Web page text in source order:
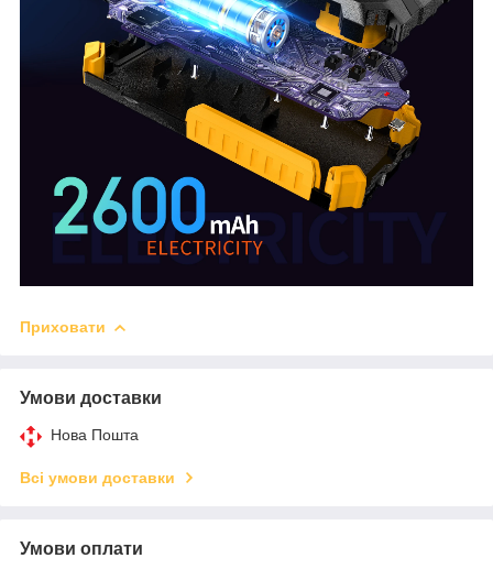
Приховати
Умови доставки
Нова Пошта
Всі умови доставки
Умови оплати